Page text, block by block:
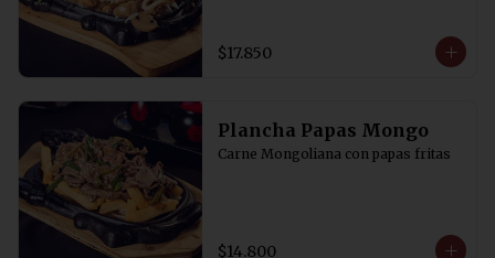
$17.850
Plancha Papas Mongo
Carne Mongoliana con papas fritas
$14.800